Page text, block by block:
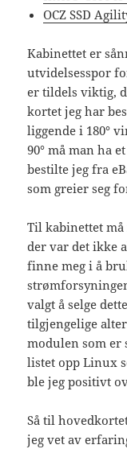
OCZ SSD
Kabinettet er
utvidelsesspor
er tildels viktig,
kortet jeg har
liggende i 180°
90° må man ha
bestilte jeg fra
som greier seg
Til kabinettet
der var det ikke
finne meg i å
valgt å selge
tilgjengelige
modulen som er
listet opp Linux
ble jeg positivt
Så til
jeg vet av